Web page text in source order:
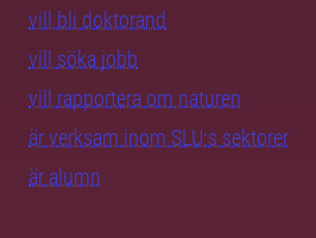
vill bli doktorand
vill söka jobb
vill rapportera om naturen
är verksam inom SLU:s sektorer
är alumn